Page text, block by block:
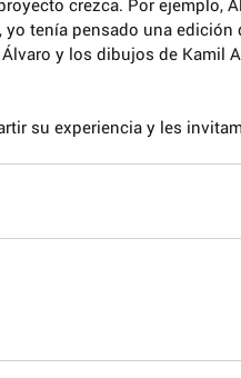
crezca. Por ejemplo,
tenía pensado una
y los dibujos de Kamil
su experiencia y les